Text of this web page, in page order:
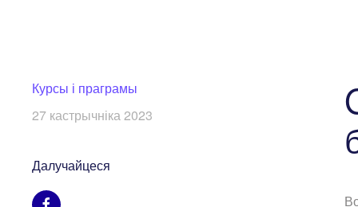
Курсы і праграмы
27 кастрычніка 2023
Далучайцеся